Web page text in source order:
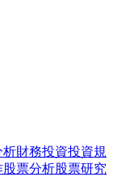
析財務投資投資規
股票分析股票研究